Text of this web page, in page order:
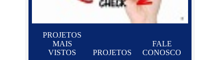
PROJETOS
MAIS
VISTOS
PROJETOS
FALE
CONOSCO